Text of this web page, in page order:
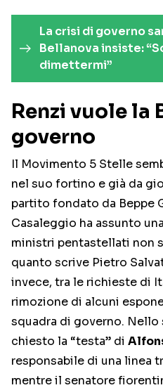
La crisi di governo
Bellanova insiste:
dimettermi”
Renzi vuole la
governo
Il Movimento 5 Stelle
nel suo fortino e già da
partito fondato da Beppe
Casaleggio ha assunto
ministri pentastellati non
quanto scrive Pietro
invece, tra le richieste di
rimozione di alcuni
squadra di governo. Nello
chiesto la “testa” di
responsabile di una linea
mentre il senatore